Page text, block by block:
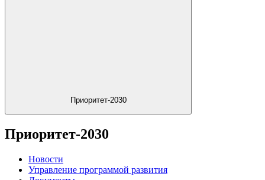
Приоритет-2030
Приоритет-2030
Новости
Управление программой развития